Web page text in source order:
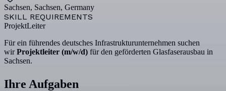
Sachsen, Sachsen, Germany
SKILL REQUIREMENTS
ProjektLeiter
Für ein führendes deutsches Infrastrukturunternehmen suchen
wirProjektleiter (m/w/d) für den geförderten Glasfaserausbau in
Sachsen.
Ihre Aufgaben